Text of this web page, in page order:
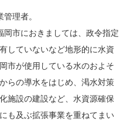
理者。
市におきましては、政令指定
していないなど地形的に水資
市が使用している水のおよそ
らの導水をはじめ、渇水対策
施設の建設など、水資源確保
も及ぶ拡張事業を重ねてまい